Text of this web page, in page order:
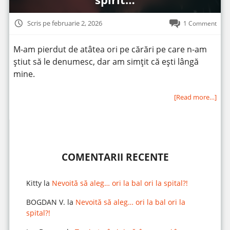
Scris pe februarie 2, 2026 1 Comment
M-am pierdut de atâtea ori pe cărări pe care n-am
știut să le denumesc, dar am simțit că ești lângă
mine.
[Read more…]
COMENTARII RECENTE
Kittyla Nevoită să aleg… ori la bal ori la spital?!
BOGDAN V. la Nevoită să aleg… ori la bal ori la
spital?!